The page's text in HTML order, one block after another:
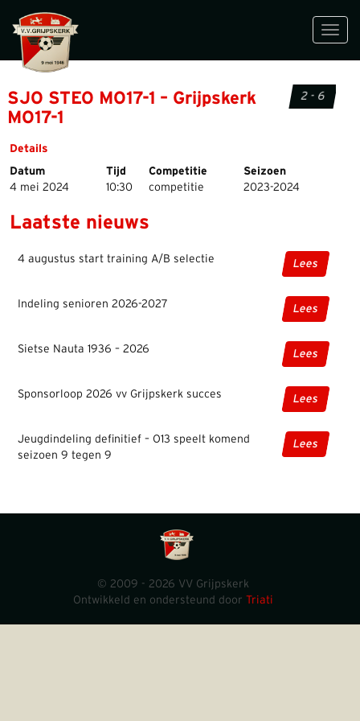
SJO STEO MO17-1 – Grijpskerk
MO17-1
2 - 6
Details
Datum
Tijd Competitie
Seizoen
4 mei 2024
10:30 competitie 2023-2024
Laatste nieuws
4 augustus start training A/B selectie Lees
Indeling senioren 2026-2027 Lees
Sietse Nauta 1936 – 2026 Lees
Sponsorloop 2026 vv Grijpskerk succes Lees
Jeugdindeling definitief – O13 speelt komend
seizoen 9 tegen 9
Lees
© 2009 - 2026 VV Grijpskerk
Ontwikkeld en ondersteund door Triati